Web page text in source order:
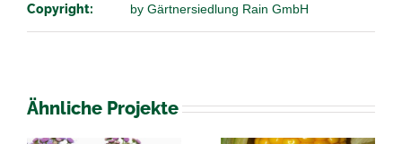
Copyright: by Gärtnersiedlung Rain GmbH
Ähnliche Projekte